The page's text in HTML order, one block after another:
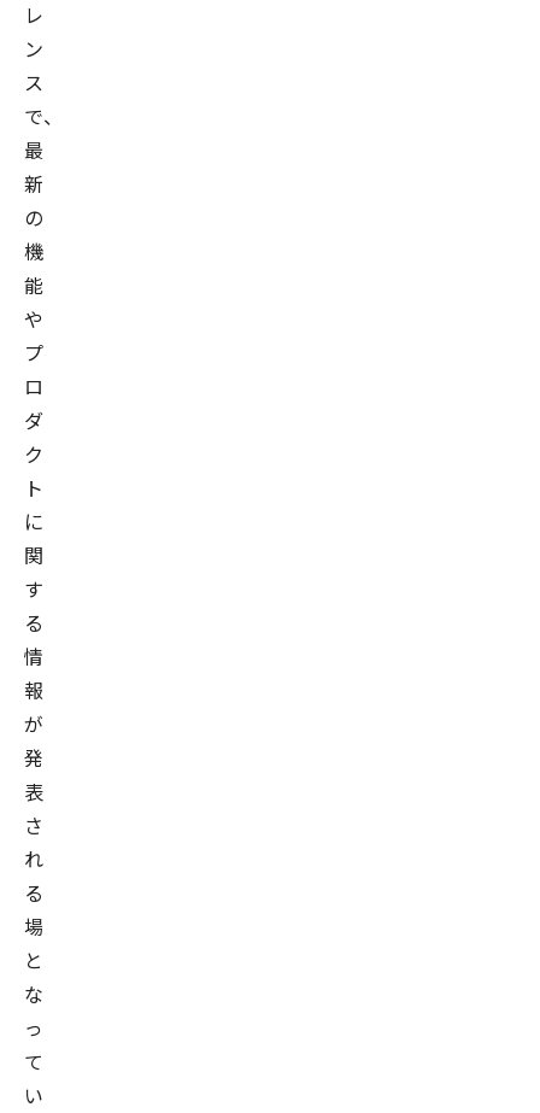
レ
ン
ス
で、
最
新
の
機
能
や
プ
ロ
ダ
ク
ト
に
関
す
る
情
報
が
発
表
さ
れ
る
場
と
な
っ
て
い